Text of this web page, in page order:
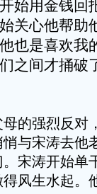
始用金钱回
关心他帮助
也是喜欢我
之间才捅破
的强烈反对
与宋涛去他
宋涛开始单
风生水起。